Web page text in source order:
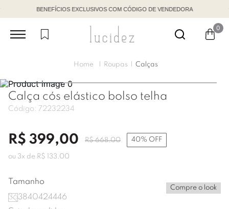
BENEFÍCIOS EXCLUSIVOS COM CÓDIGO DE VENDEDORA
0
Roupas Calças
Calça cós elástico bolso telha
Código: 72232234
R$ 399,00 R$ 668,00 40% OFF
ou 3x de R$ 133 ,00
Tamanho
363840424446
Compre o look